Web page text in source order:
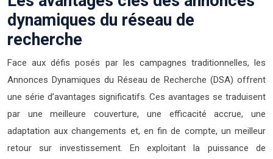
dynamiques du réseau de
recherche
Face aux défis posés par les campagnes traditionnelles, les
Annonces Dynamiques du Réseau de Recherche (DSA) offrent
une série d’avantages significatifs. Ces avantages se traduisent
par une meilleure couverture, une efficacité accrue, une
adaptation aux changements et, en fin de compte, un meilleur
retour sur investissement. En exploitant la puissance de